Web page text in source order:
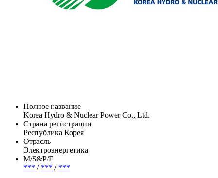
Полное название
Korea Hydro & Nuclear Power Co., Ltd.
Страна регистрации
Республика Корея
Отрасль
Электроэнергетика
М/S&P/F
*** / *** / ***